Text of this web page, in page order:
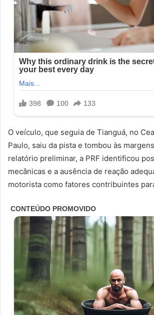
O veículo, que seguia de Tianguá, no
Paulo, saiu da pista e tombou às
relatório preliminar, a PRF identificou
mecânicas e a ausência de reação
motorista como fatores contribuintes